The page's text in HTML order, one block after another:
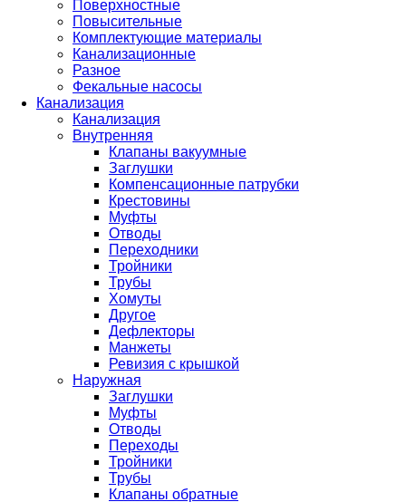
Поверхностные
Повысительные
Комплектующие материалы
Канализационные
Разное
Фекальные насосы
Канализация
Канализация
Внутренняя
Клапаны вакуумные
Заглушки
Компенсационные патрубки
Крестовины
Муфты
Отводы
Переходники
Тройники
Трубы
Хомуты
Другое
Дефлекторы
Манжеты
Ревизия с крышкой
Наружная
Заглушки
Муфты
Отводы
Переходы
Тройники
Трубы
Клапаны обратные